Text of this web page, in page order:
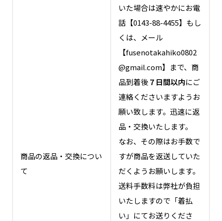
商品の返品・交換につい
て
いた場合は速やかにお電
話【0143-88-4455】もし
くは、メール
【fusenotakahiko0802
@gmail.com】まで、商
品到着後７日間以内にご
連絡くださいますようお
願い致します。迅速に返
品・交換いたします。
なお、その際はお手数で
すが商品を返送していた
だくようお願いします。
送料手数料は弊社が負担
いたしますので「着払
い」にてお送りくださ